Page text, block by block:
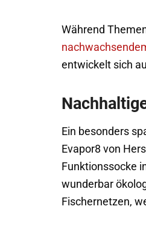
Während
entwickelt sich
Ein besonders
Evapor8 von
Funktionssocke
wunderbar
Fischernetzen,